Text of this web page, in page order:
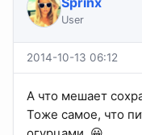
User
2014-10-13 06:12
А что мешает
Тоже самое, что